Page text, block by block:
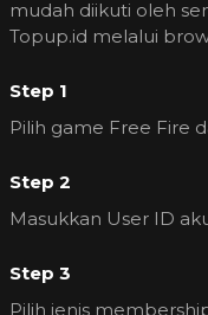
mudah diikuti oleh
Topup.id melalui
Step 1
Pilih game Free Fire
Step 2
Masukkan User ID
Step 3
Pilih jenis